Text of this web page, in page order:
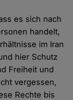
es sich nach
handelt,
im Iran
hier Schutz
Freiheit und
vergessen,
Rechte bis